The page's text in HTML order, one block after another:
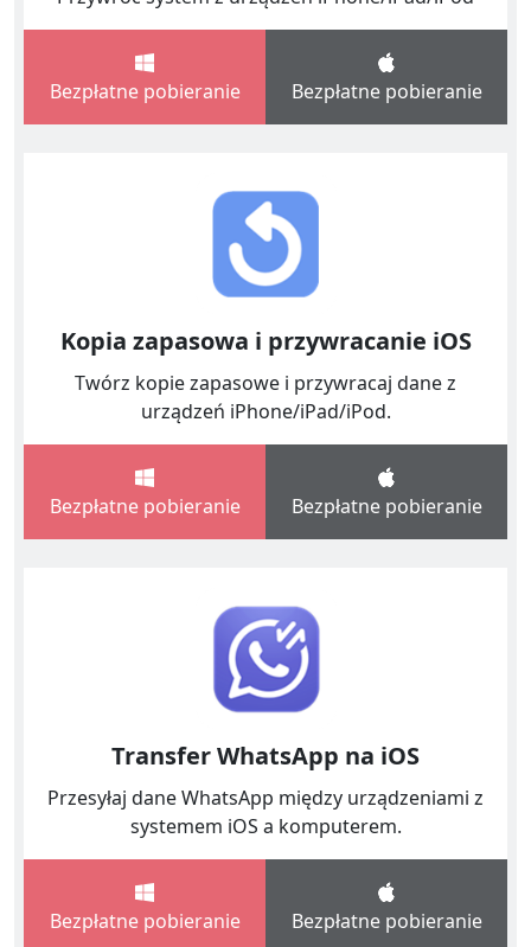
Bezpłatne pobieranie Bezpłatne pobieranie
Kopia zapasowa i przywracanie iOS
Twórz kopie zapasowe i przywracaj dane z
urządzeń iPhone/iPad/iPod.
Bezpłatne pobieranie Bezpłatne pobieranie
Transfer WhatsApp na iOS
Przesyłaj dane WhatsApp między urządzeniami z
systemem iOS a komputerem.
Bezpłatne pobieranie Bezpłatne pobieranie